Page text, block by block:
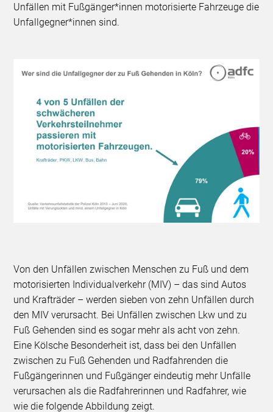
Unfällen mit Fußgänger*innen motorisierte Fahrzeuge die
Unfallgegner*innen sind.
Von den Unfällen zwischen Menschen zu Fuß und dem
motorisierten Individualverkehr (MIV) – das sind Autos
und Krafträder – werden sieben von zehn Unfällen durch
den MIV verursacht. Bei Unfällen zwischen Lkw und zu
Fuß Gehenden sind es sogar mehr als acht von zehn.
Eine Kölsche Besonderheit ist, dass bei den Unfällen
zwischen zu Fuß Gehenden und Radfahrenden die
Fußgängerinnen und Fußgänger eindeutig mehr Unfälle
verursachen als die Radfahrerinnen und Radfahrer, wie
wie die folgende Abbildung zeigt.